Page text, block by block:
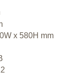
x 580H mm